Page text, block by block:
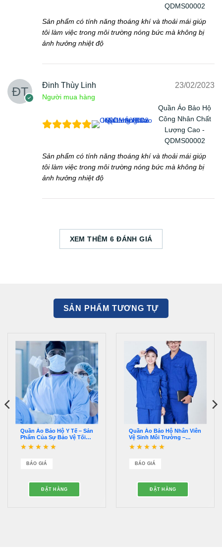
QDMS00002
Sản phẩm có tính năng thoáng khí và thoải mái giúp
tôi làm việc trong môi trường nóng bức mà không bị
ảnh hưởng nhiệt độ
Đinh Thùy Linh
Người mua hàng
23/02/2023
Quần Áo Bảo Hộ
Công Nhân Chất
Lượng Cao -
QDMS00002
Sản phẩm có tính năng thoáng khí và thoải mái giúp
tôi làm việc trong môi trường nóng bức mà không bị
ảnh hưởng nhiệt độ
XEM THÊM 6 ĐÁNH GIÁ
SẢN PHẨM TƯƠNG TỰ
Quần Áo Bảo Hộ Y Tế – Sản
Phẩm Của Sự Bảo Vệ Tối
Ưu – QQPS00051
saoBÁO GIÁ
ĐẶT HÀNG
Quần Áo Bảo Hộ Nhân Viên
Vệ Sinh Môi Trường –
QĐBH00083
saoBÁO GIÁ
ĐẶT HÀNG